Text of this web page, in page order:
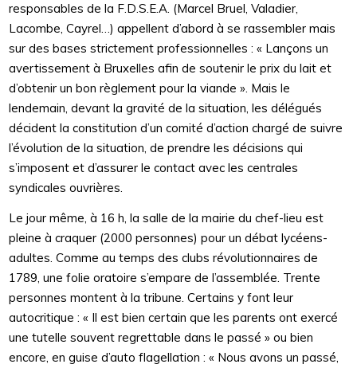
responsables de la F.D.S.E.A. (Marcel Bruel, Valadier,
Lacombe, Cayrel…) appellent d’abord à se rassembler mais
sur des bases strictement professionnelles : « Lançons un
avertissement à Bruxelles afin de soutenir le prix du lait et
d’obtenir un bon règlement pour la viande ». Mais le
lendemain, devant la gravité de la situation, les délégués
décident la constitution d’un comité d’action chargé de suivre
l’évolution de la situation, de prendre les décisions qui
s’imposent et d’assurer le contact avec les centrales
syndicales ouvrières.
Le jour même, à 16 h, la salle de la mairie du chef-lieu est
pleine à craquer (2000 personnes) pour un débat lycéens-
adultes. Comme au temps des clubs révolutionnaires de
1789, une folie oratoire s’empare de l’assemblée. Trente
personnes montent à la tribune. Certains y font leur
autocritique : « Il est bien certain que les parents ont exercé
une tutelle souvent regrettable dans le passé » ou bien
encore, en guise d’auto flagellation : « Nous avons un passé,